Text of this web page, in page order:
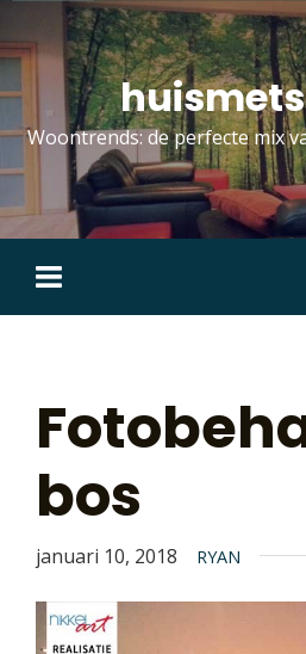
to
Woontrends: de perfecte mix
bos
januari 10, 2018 RYAN